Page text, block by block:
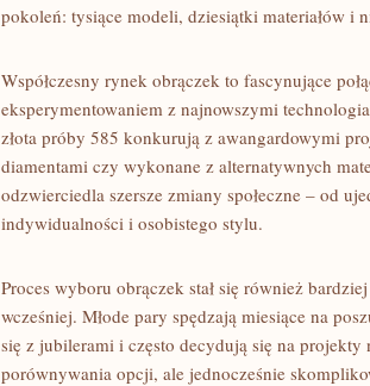
pokoleń: tysiące modeli, dziesiątki materiałów i
Współczesny rynek obrączek to fascynujące
eksperymentowaniem z najnowszymi
złota próby 585 konkurują z awangardowymi
diamentami czy wykonane z alternatywnych
odzwierciedla szersze zmiany społeczne – od
indywidualności i osobistego stylu.
Proces wyboru obrączek stał się również
wcześniej. Młode pary spędzają miesiące na
się z jubilerami i często decydują się na
porównywania opcji, ale jednocześnie